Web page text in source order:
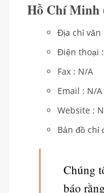
Hồ Chí Minh
Địa chỉ
Điện thoại
Fax : N/A
Email : N/A
Website :
Bản đồ chỉ
Chúng
báo